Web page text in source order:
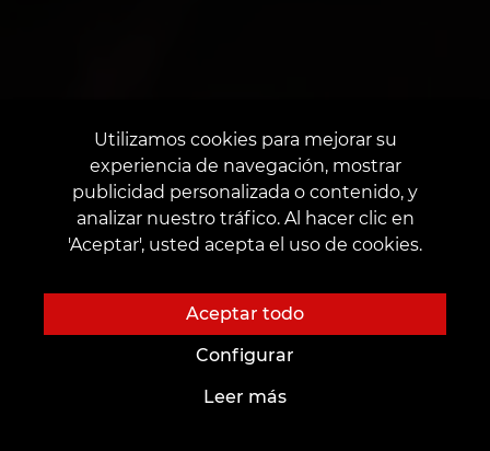
Utilizamos cookies para mejorar su
experiencia de navegación, mostrar
publicidad personalizada o contenido, y
analizar nuestro tráfico. Al hacer clic en
'Aceptar', usted acepta el uso de cookies.
Aceptar todo
Configurar
Leer más